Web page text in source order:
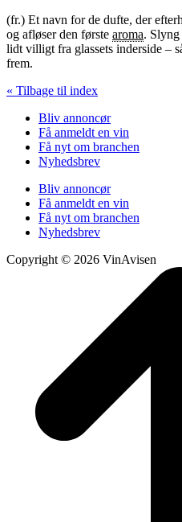
(fr.) Et navn for de dufte, der
og afløser den første aroma. Slyng
lidt villigt fra glassets inderside –
frem.
« Tilbage til index
Bliv annoncør
Få anmeldt en vin
Få nyt om branchen
Nyhedsbrev
Bliv annoncør
Få anmeldt en vin
Få nyt om branchen
Nyhedsbrev
Copyright © 2026 VinAvisen